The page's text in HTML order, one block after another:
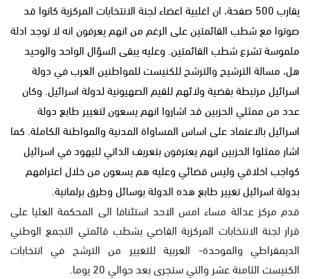
يقارب 500 صفحة، ان اغلبية اعضاء لجنة الانتخابات المركزية كانوا قد
صوتوا مع شطب القائمتين على الرغم من انهم يعرفون انه لا توجد ادلة
ملموسة تشرع شطب القائمتين. وعليه يبقى السؤال الواحد والوحيد
هل، مسالة الترشيح والترشح للكنيست للمواطنين العرب في دولة
اسرائيل مرتبطة بقضية ولائهم للقيم الصهيونية لدولة اسرائيل. وكان
عدد من ممثلي الحزبين قد اشاروا انهم يسعون لتغيير طابع دولة
اسرائيل بالاعتماد على اساس المساواة المدنية والمواطنة الكاملة. كما
اشار ممثلوا الحزبين انهم يعترفون بتعريف الذاتي لليهود في اسرائيل
كواجب اخلاقي وليس قضائي وعليه هم يسعون من خلال اعترافهم
بدولة اسرائيل تغيير طابع هذه الدولة بوسائل وطرق برلمانية.
قدم مركز عدالة مساء امس الاحد استئنافا الى المحكمة العليا على
قرار لجنة الانتخابات المركزية القاضي بشطب قائمتي التجمع الوطني
الديمقراطي والموحدة- العربية للتغيير من الترشح في انتخابات
الكنيست الثامنة عشر والتي ستجرى بعد حوالي 20 يوما.